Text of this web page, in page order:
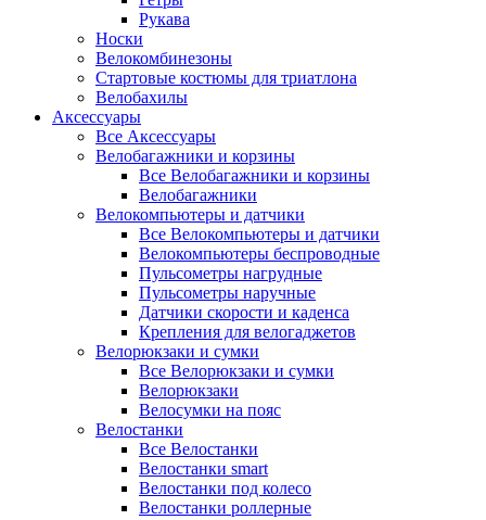
Рукава
Носки
Велокомбинезоны
Стартовые костюмы для триатлона
Велобахилы
Аксессуары
Все Аксессуары
Велобагажники и корзины
Все Велобагажники и корзины
Велобагажники
Велокомпьютеры и датчики
Все Велокомпьютеры и датчики
Велокомпьютеры беспроводные
Пульсометры нагрудные
Пульсометры наручные
Датчики скорости и каденса
Крепления для велогаджетов
Велорюкзаки и сумки
Все Велорюкзаки и сумки
Велорюкзаки
Велосумки на пояс
Велостанки
Все Велостанки
Велостанки smart
Велостанки под колесо
Велостанки роллерные